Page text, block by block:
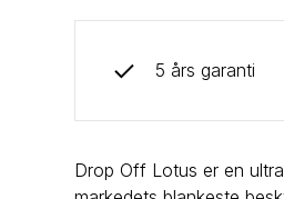
5 års garanti
Drop Off Lotus er en